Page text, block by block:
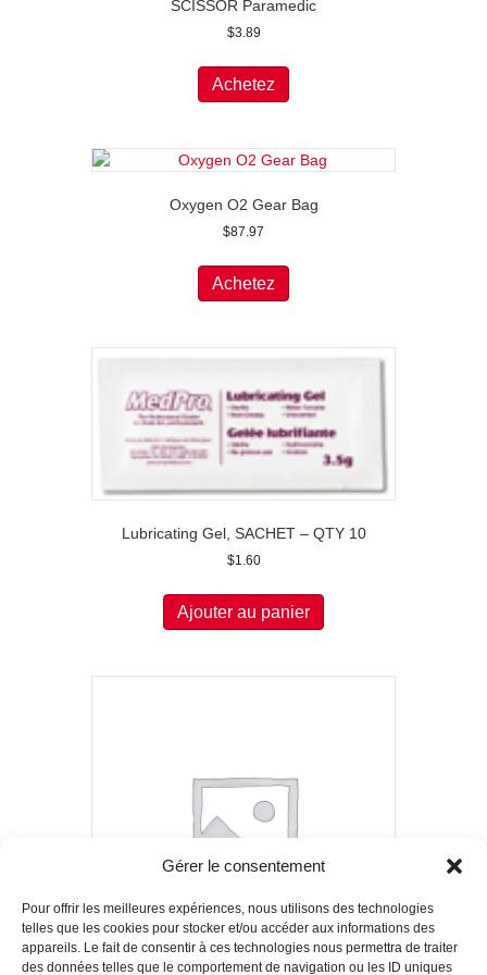
Gérer le consentement
Pour offrir les meilleures expériences, nous utilisons des technologies
telles que les cookies pour stocker et/ou accéder aux informations des
appareils. Le fait de consentir à ces technologies nous permettra de traiter
des données telles que le comportement de navigation ou les ID uniques
SCISSOR Paramedic
$3.89
Achetez
Oxygen O2 Gear Bag
$87.97
Achetez
Lubricating Gel, SACHET – QTY 10
$1.60
Ajouter au panier